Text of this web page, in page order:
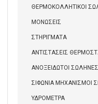
ΘΕΡΜΟΚΟΛΛΗΤΙΚΟΙ
ΜΟΝΩΣΕΙΣ
ΣΤΗΡΙΓΜΑΤΑ
ΑΝΤΙΣΤΑΣΕΙΣ
ΑΝΟΞΕΙΔΩΤΟΙ
ΣΙΦΩΝΙΑ ΜΗΧΑΝΙΣΜΟΙ
ΥΔΡΟΜΕΤΡΑ